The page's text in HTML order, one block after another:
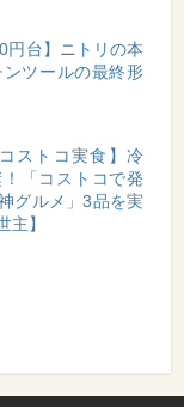
円台】ニトリの本
ツールの最終形
コストコ実食】冷
「コストコで発
グルメ」3品を実
主】